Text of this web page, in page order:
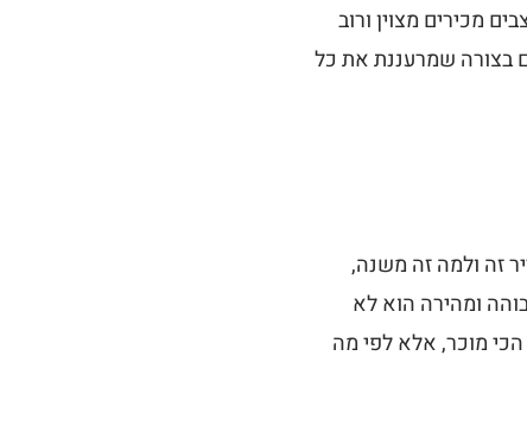
מכירים מצוין ורוב
בצורה שמרעננת את כל
זה ולמה זה משנה,
ומהירה הוא לא
מוכר, אלא לפי מה